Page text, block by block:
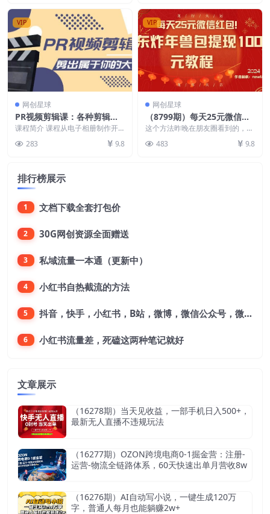
VIP
网创星球
PR视频剪辑课：各种剪辑与
视频特效玩法，剪出属于你的
大片
课程简介 课程从电子相册制作开
始讲起，教你电影混剪，炫酷节奏
卡点视频，字母效果制...
283 9.8
VIP
网创星球
（8799期）每天25元微信红
包！京东炸年兽包提现100元
教程
这个方法昨晚在朋友圈看到的，今
天小编也实测确实可以哦 每天1
次，一共5次，但是对...
483 9.8
排行榜展示
1 文档下载全套打包价
2 30G网创资源全面赠送
3 私域流量一本通（更新中）
4 小红书自热截流的方法
5 抖音，快手，小红书，B站，微博，微信公众号，微信视频号。每一个平台，都是不一样的机会，对应不一样的赚钱思路
6 小红书流量差，死磕这两种笔记就好
文章展示
（16278期）当天见收益，一部手机日入500+，
最新无人直播不违规玩法
（16277期）OZON跨境电商0-1掘金营：注册-
运营-物流全链路体系，60天快速出单月营收8w
（16276期）AI自动写小说，一键生成120万
字，普通人每月也能躺赚2w+